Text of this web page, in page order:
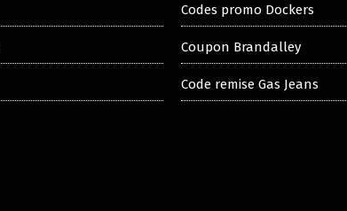
Codes promo Dockers
Coupon Brandalley
Code remise Gas Jeans